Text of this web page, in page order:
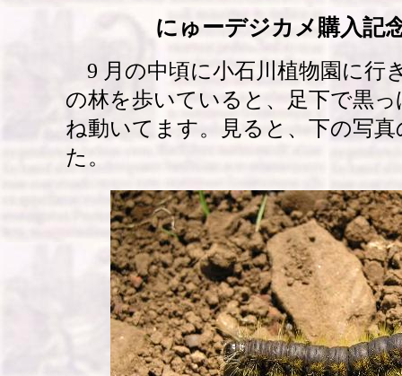
にゅーデジカメ購入記
9 月の中頃に小石川植物園に行
の林を歩いていると、足下で黒
ね動いてます。見ると、下の写
た。